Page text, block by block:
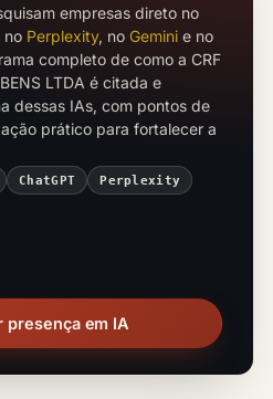
empresas direto no
no Perplexity, no Gemini e no
completo de como a CRF
LTDA é citada e
dessas IAs, com pontos de
prático para fortalecer a
ChatGPT Perplexity
presença em IA